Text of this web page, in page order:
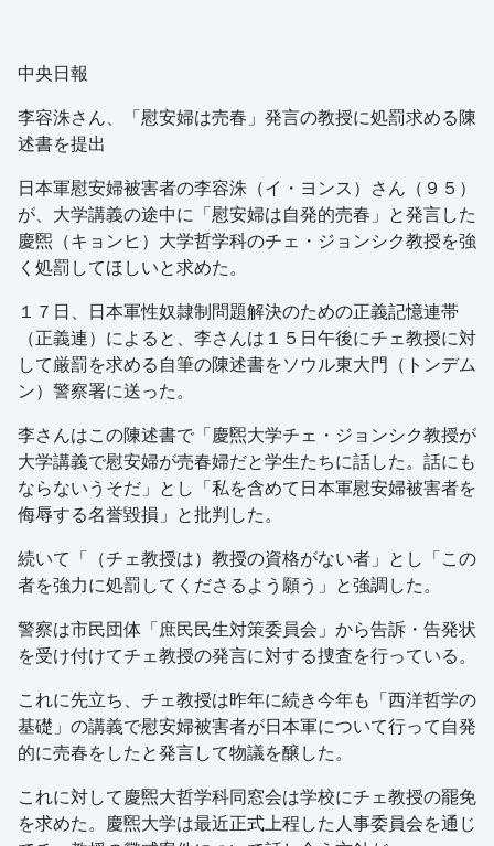
中央日報
李容洙さん、「慰安婦は売春」発言の教授に処罰求める陳
述書を提出
日本軍慰安婦被害者の李容洙（イ・ヨンス）さん（９５）
が、大学講義の途中に「慰安婦は自発的売春」と発言した
慶煕（キョンヒ）大学哲学科のチェ・ジョンシク教授を強
く処罰してほしいと求めた。
１７日、日本軍性奴隷制問題解決のための正義記憶連帯
（正義連）によると、李さんは１５日午後にチェ教授に対
して厳罰を求める自筆の陳述書をソウル東大門（トンデム
ン）警察署に送った。
李さんはこの陳述書で「慶煕大学チェ・ジョンシク教授が
大学講義で慰安婦が売春婦だと学生たちに話した。話にも
ならないうそだ」とし「私を含めて日本軍慰安婦被害者を
侮辱する名誉毀損」と批判した。
続いて「（チェ教授は）教授の資格がない者」とし「この
者を強力に処罰してくださるよう願う」と強調した。
警察は市民団体「庶民民生対策委員会」から告訴・告発状
を受け付けてチェ教授の発言に対する捜査を行っている。
これに先立ち、チェ教授は昨年に続き今年も「西洋哲学の
基礎」の講義で慰安婦被害者が日本軍について行って自発
的に売春をしたと発言して物議を醸した。
これに対して慶煕大哲学科同窓会は学校にチェ教授の罷免
を求めた。慶煕大学は最近正式上程した人事委員会を通じ